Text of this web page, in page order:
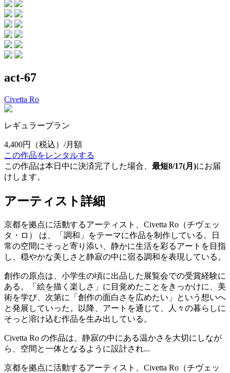
act-67
Civetta Ro
レギュラープラン
4,400円
（税込）/月額
この作品をレンタルする
この作品は本日中に決済完了した場合、 最短8/17(月)にお届
けします。
アーティスト詳細
京都を拠点に活動するアーティスト、Civetta Ro（チヴェッ
タ・ロ） は、「調和」をテーマに作品を制作している。日
常の空間にそっと寄り添い、静かに生活を彩るアートを目指
し、穏やかな美しさと静寂の中に宿る調和を表現している。
創作の原点は、小学生の頃に出品した展覧会での受賞経験に
ある。「絵を描く楽しさ」に目覚めたことをきっかけに、美
術を学び、次第に「創作の面白さを広めたい」という想いへ
と発展していった。以降、アートを通じて、人々の暮らしに
そっと溶け込む作品を生み出している。
Civetta Ro の作品は、静寂の中にある温かさを大切にしなが
ら、空間と一体となるように設計され...
京都を拠点に活動するアーティスト、Civetta Ro（チヴェッ